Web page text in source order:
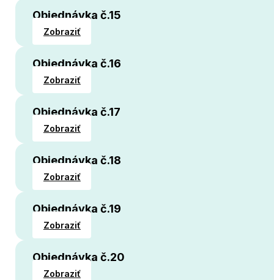
Objednávka č.15
Zobraziť
Objednávka č.16
Zobraziť
Objednávka č.17
Zobraziť
Objednávka č.18
Zobraziť
Objednávka č.19
Zobraziť
Objednávka č.20
Zobraziť